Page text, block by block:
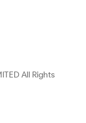
All Rights